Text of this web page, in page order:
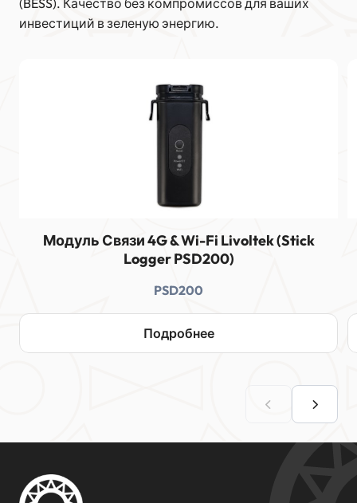
инвестиций в зеленую энергию.
Модуль Связи 4G & Wi-Fi Livoltek (Stick
Logger PSD200)
PSD200
Подробнее